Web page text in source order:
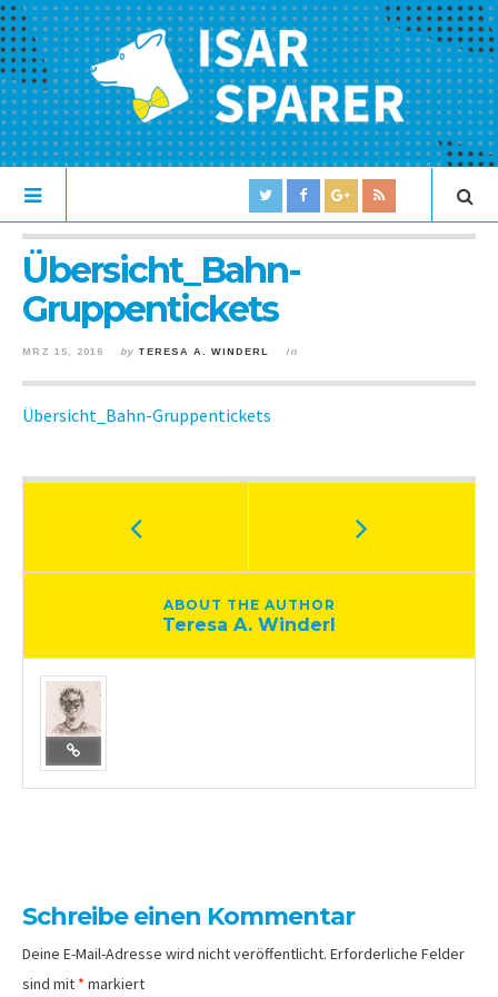
Übersicht_Bahn-
Gruppentickets
MRZ 15, 2016 by TERESA A. WINDERL in
Übersicht_Bahn-Gruppentickets
ABOUT THE AUTHOR
Teresa A. Winderl
Schreibe einen Kommentar
Deine E-Mail-Adresse wird nicht veröffentlicht. Erforderliche Felder
sind mit * markiert